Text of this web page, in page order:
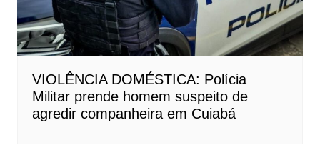
VIOLÊNCIA DOMÉSTICA: Polícia
Militar prende homem suspeito de
agredir companheira em Cuiabá